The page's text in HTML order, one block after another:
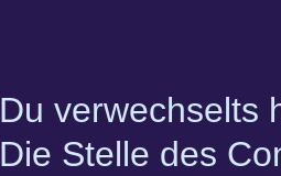
Du verwechselts
Die Stelle des